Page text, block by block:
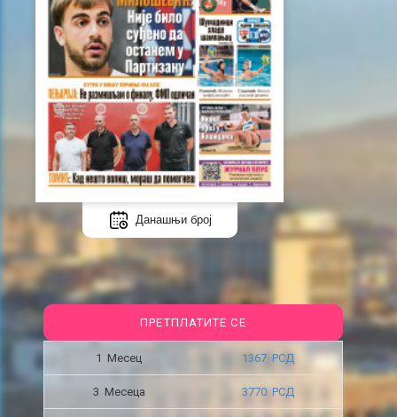
Данашњи број
ПРЕТПЛАТИТЕ СЕ
1 Месец 1367 РСД
3 Месецa 3770 РСД